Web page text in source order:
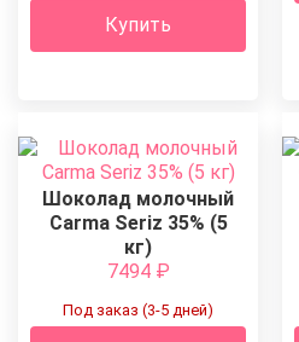
Купить
Шоколад молочный
Carma Seriz 35% (5
кг)
7494 ₽
Под заказ (3-5 дней)